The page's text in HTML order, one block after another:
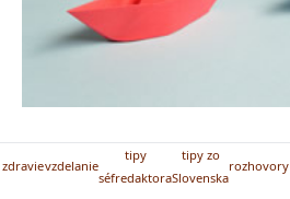
zdravievzdelanie
tipy
séfredaktora
tipy zo
Slovenska
rozhovory